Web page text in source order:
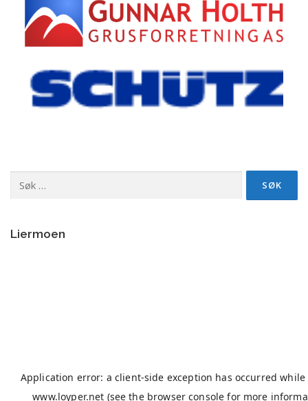
etter:
Liermoen